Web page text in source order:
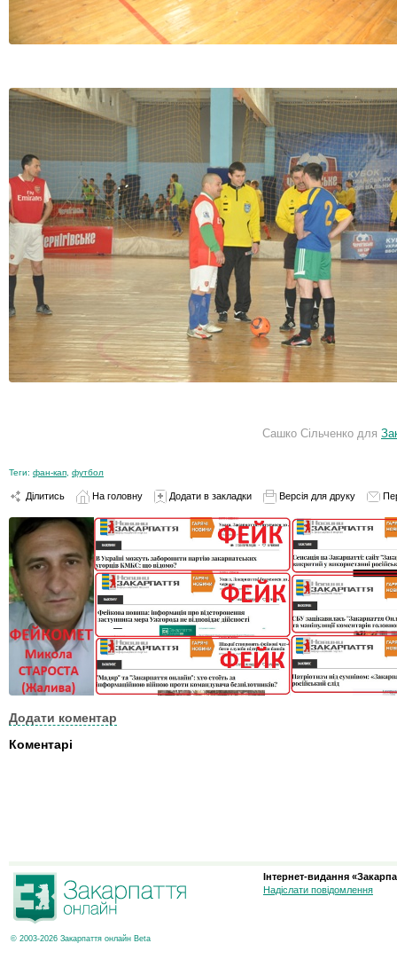
Сашко Сільченко для
Теги: фан-кап футбол
Ділитись На головну Додати в закладки Версія для друку
Додати коментар
Коментарі
© 2003-2026 Закарпаття онлайн Beta
Інтернет-видання
Надіслати повідомлення